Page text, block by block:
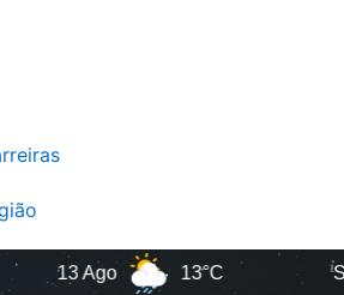
13 Ago 13°C Santa